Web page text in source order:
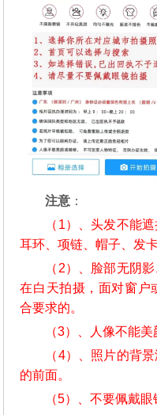
注意 ：
（1）、头发不能
耳环、项链、帽子、发
（2）、脸部无阴
在白天拍摄，面对窗户
合要求的。
（3）、人像不能
（4）、照片的背
的前面。
（5）、不要佩戴眼